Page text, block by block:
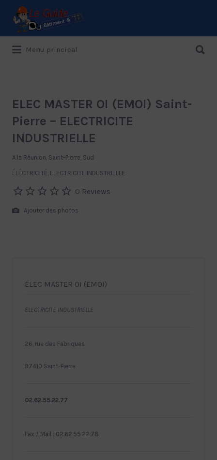
Le Guide de référence depuis 1995
Rechercher:
Menu principal
ELEC MASTER OI (EMOI) Saint-
Pierre – ELECTRICITE
INDUSTRIELLE
A la Réunion, Saint-Pierre, Sud
ÉLÉCTRICITÉ ELECTRICITE INDUSTRIELLE
0 Reviews
Ajouter des photos
ELEC MASTER OI (EMOI)
ELECTRICITE INDUSTRIELLE
26, rue des Fabriques
97410 Saint-Pierre
02.62.55.22.77
Fax / Mail : 02.62.55.22.78